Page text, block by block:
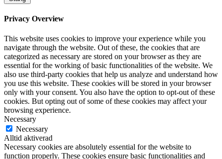
We use cookies on our website to give you the most relevant
experience by remembering your preferences and repeat visits. By
clicking “Accept All”, you consent to the use of ALL the cookies.
However, you may visit "Cookie Settings" to provide a controlled
consent.
Cookie Settings Accept All
Manage consent
Stäng